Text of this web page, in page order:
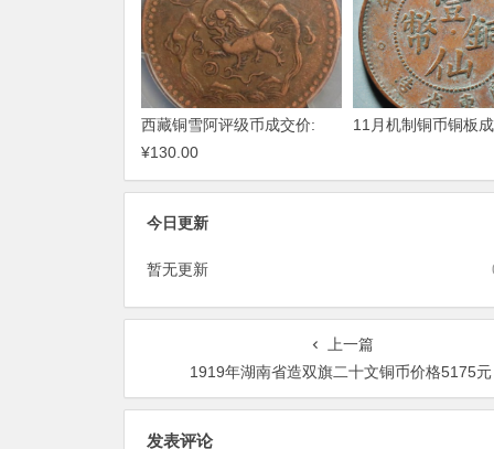
西藏铜雪阿评级币成交价:
¥130.00
11月机制铜币铜板
今日更新
暂无更新
上一篇
1919年湖南省造双旗二十文铜币价格5175元
发表评论